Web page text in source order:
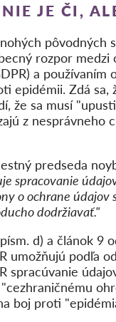
JE ČI,
pôvodných
rozpor medzi
a používaním
epidémii. Zdá sa,
že sa musí
z nesprávneho
predseda
spracovanie
o ochrane údajov
dodržiavať."
d) a článok 9
umožňujú podľa
spracúvanie
boj proti